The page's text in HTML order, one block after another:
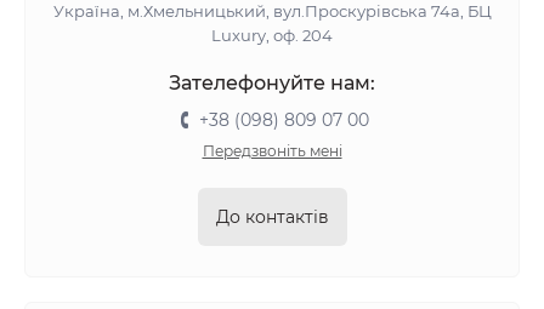
Україна, м.Хмельницький, вул.Проскурівська 74а, БЦ
Luxury, оф. 204
Зателефонуйте нам:
+38 (098) 809 07 00
Передзвоніть мені
До контактів